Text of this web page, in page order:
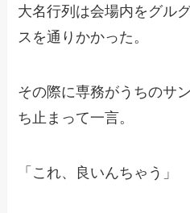
大名行列は会場内をグル
スを通りかかった。
その際に専務がうちのサ
ち止まって一言。
「これ、良いんちゃう」